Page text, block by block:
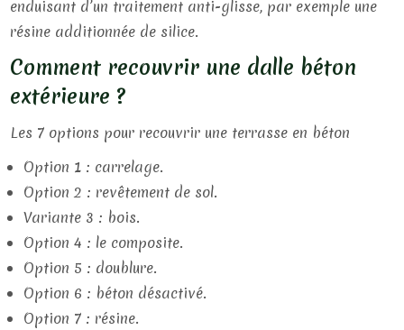
enduisant d’un traitement anti-glisse, par exemple une
résine additionnée de silice.
Comment recouvrir une dalle béton
extérieure ?
Les 7 options pour recouvrir une terrasse en béton
Option 1 : carrelage.
Option 2 : revêtement de sol.
Variante 3 : bois.
Option 4 : le composite.
Option 5 : doublure.
Option 6 : béton désactivé.
Option 7 : résine.